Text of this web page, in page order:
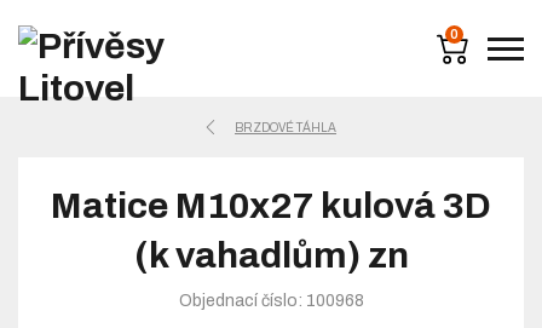
0
BRZDOVÉ TÁHLA
Matice M10x27 kulová 3D
(k vahadlům) zn
Objednací číslo: 100968